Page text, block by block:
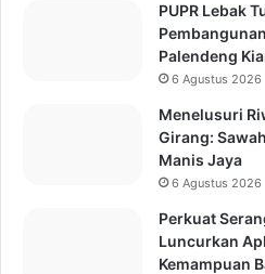
PUPR Lebak
Palendeng
6 Agustus 2026
Menelusuri
Girang:
Manis Jaya
6 Agustus 2026
Perkuat
Luncurkan
Kemampuan